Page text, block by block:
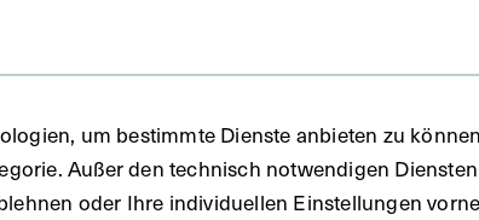
um bestimmte Dienste anbieten zu
Außer den technisch notwendigen
oder Ihre individuellen Einstellungen